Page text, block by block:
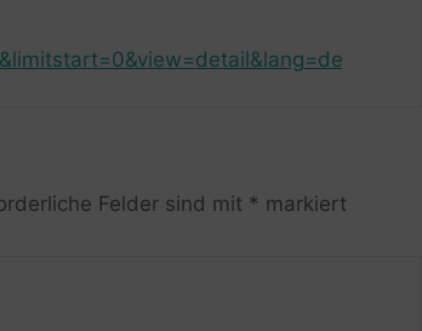
Felder sind mit * markiert